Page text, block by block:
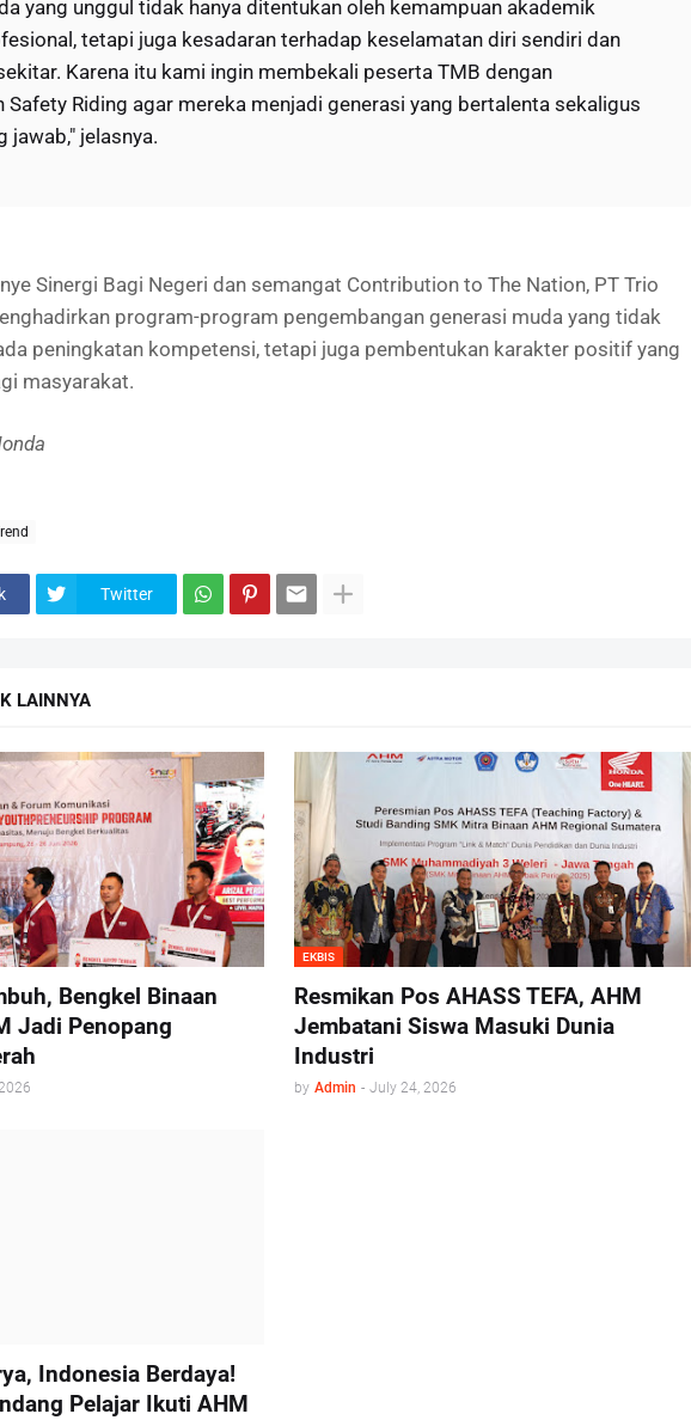
yang unggul tidak hanya ditentukan oleh kemampuan akademik
tetapi juga kesadaran terhadap keselamatan diri sendiri dan
Karena itu kami ingin membekali peserta TMB dengan
Safety Riding agar mereka menjadi generasi yang bertalenta sekaligus
jawab," jelasnya.
Sinergi Bagi Negeri dan semangat Contribution to The Nation, PT Trio
program-program pengembangan generasi muda yang tidak
peningkatan kompetensi, tetapi juga pembentukan karakter positif yang
masyarakat.
Twitter
LAINNYA
Bengkel Binaan
Jadi Penopang
EKBIS
Resmikan Pos AHASS TEFA, AHM
Jembatani Siswa Masuki Dunia
Industri
by Admin - July 24, 2026
Indonesia Berdaya!
Pelajar Ikuti AHM